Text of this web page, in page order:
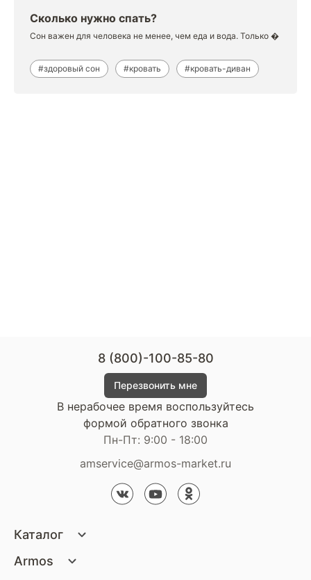
Сколько нужно спать?
Сон важен для человека не менее, чем еда и вода. Только �
#здоровый сон #кровать #кровать-диван
Каталог
Кровати
Armos
8 (800)-100-85-80
Перезвонить мне
В нерабочее время воспользуйтесь
формой обратного звонка
Пн-Пт: 9:00 - 18:00
amservice@armos-market.ru